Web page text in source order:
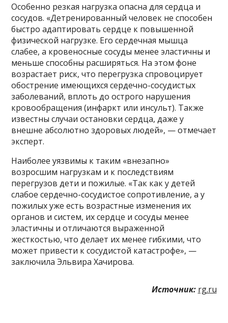
Особенно резкая нагрузка опасна для сердца и
сосудов. «Детренированный человек не способен
быстро адаптировать сердце к повышенной
физической нагрузке. Его сердечная мышца
слабее, а кровеносные сосуды менее эластичны и
меньше способны расширяться. На этом фоне
возрастает риск, что перегрузка спровоцирует
обострение имеющихся сердечно-сосудистых
заболеваний, вплоть до острого нарушения
кровообращения (инфаркт или инсульт). Также
известны случаи остановки сердца, даже у
внешне абсолютно здоровых людей», — отмечает
эксперт.
Наиболее уязвимы к таким «внезапно»
возросшим нагрузкам и к последствиям
перегрузов дети и пожилые. «Так как у детей
слабое сердечно-сосудистое сопротивление, а у
пожилых уже есть возрастные изменения их
органов и систем, их сердце и сосуды менее
эластичны и отличаются выраженной
жесткостью, что делает их менее гибкими, что
может привести к сосудистой катастрофе», —
заключила Эльвира Хачирова.
Источник: rg.ru